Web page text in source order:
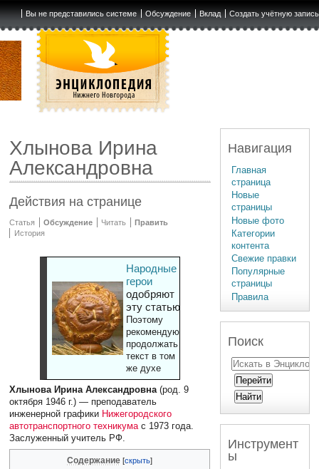
Вы не представились системе Обсуждение Вклад Создать учётную запись
Хлынова Ирина
Александровна
Действия на странице
Статья Обсуждение Читать
Править
История
Народные
герои
одобряют
эту статью
Поэтому
рекомендуют
продолжать
текст в том
же духе
Хлынова Ирина Александровна(род. 9
октября 1946 г.) — преподаватель
инженерной графики Нижегородского
автотранспортного техникумас 1973 года.
Заслуженный учитель РФ.
Содержание
Навигация
Главная
страница
Новые
страницы
Новые фото
Категории
контента
Свежие правки
Популярные
страницы
Правила
Поиск
Инструмент
ы